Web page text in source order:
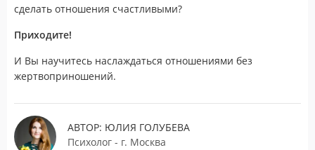
сделать отношения счастливыми?
Приходите!
И Вы научитесь наслаждаться отношениями без
жертвоприношений.
АВТОР: ЮЛИЯ ГОЛУБЕВА
Психолог - г. Москва